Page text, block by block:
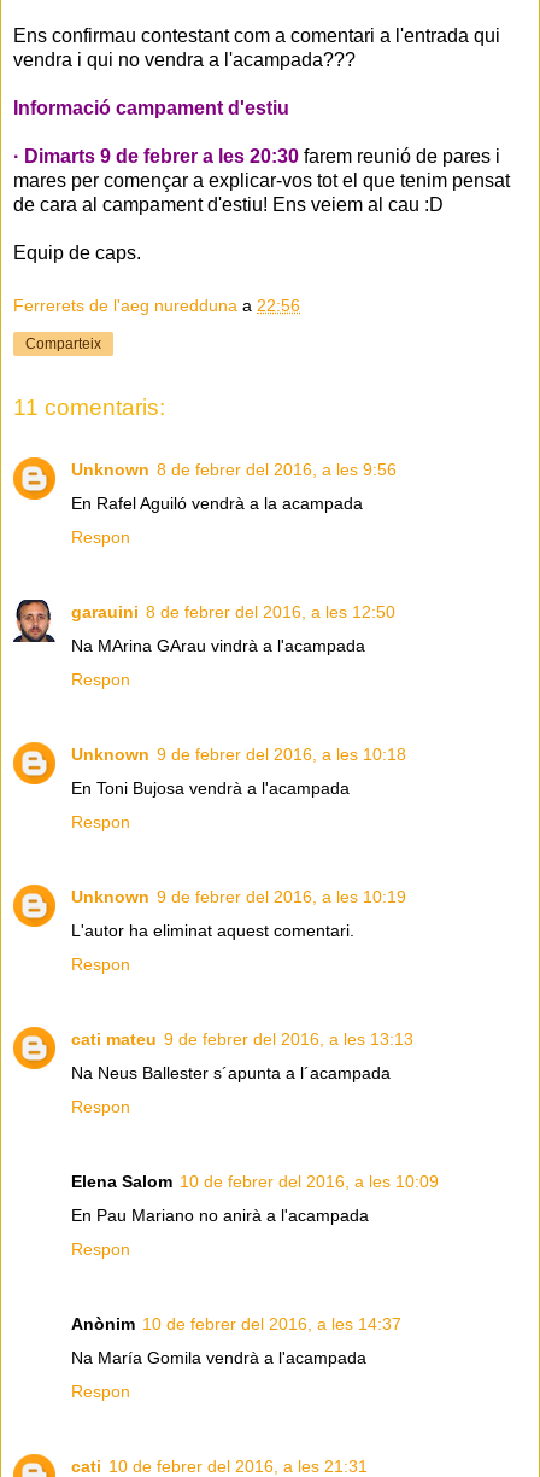
Ens confirmau contestant com a comentari a l'entrada qui
vendra i qui no vendra a l'acampada???
Informació campament d'estiu
· Dimarts 9 de febrer a les 20:30 farem reunió de pares i
mares per començar a explicar-vos tot el que tenim pensat
de cara al campament d'estiu! Ens veiem al cau :D
Equip de caps.
Ferrerets de l'aeg nuredduna a 22:56
Comparteix
11 comentaris:
Unknown 8 de febrer del 2016, a les 9:56
En Rafel Aguiló vendrà a la acampada
Respon
garauini 8 de febrer del 2016, a les 12:50
Na MArina GArau vindrà a l'acampada
Respon
Unknown 9 de febrer del 2016, a les 10:18
En Toni Bujosa vendrà a l'acampada
Respon
Unknown 9 de febrer del 2016, a les 10:19
L'autor ha eliminat aquest comentari.
Respon
cati mateu 9 de febrer del 2016, a les 13:13
Na Neus Ballester s´apunta a l´acampada
Respon
Elena Salom 10 de febrer del 2016, a les 10:09
En Pau Mariano no anirà a l'acampada
Respon
Anònim 10 de febrer del 2016, a les 14:37
Na María Gomila vendrà a l'acampada
Respon
cati 10 de febrer del 2016, a les 21:31